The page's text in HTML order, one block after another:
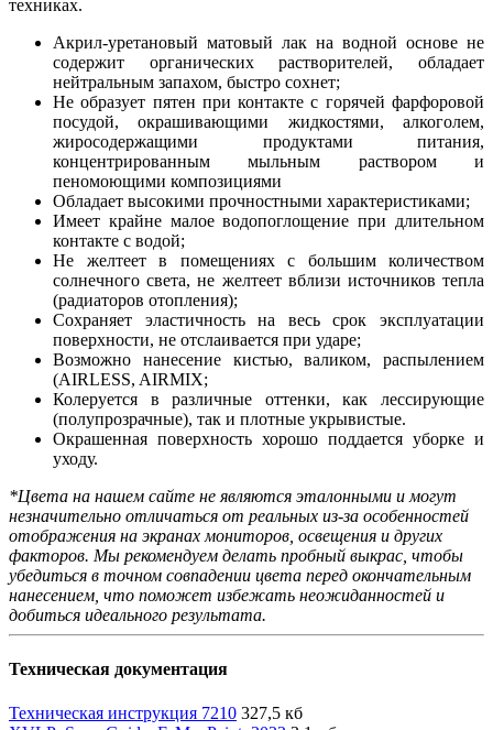
техниках.
Акрил-уретановый матовый лак на водной основе не
содержит органических растворителей, обладает
нейтральным запахом, быстро сохнет;
Не образует пятен при контакте с горячей фарфоровой
посудой, окрашивающими жидкостями, алкоголем,
жиросодержащими продуктами питания,
концентрированным мыльным раствором и
пеномоющими композициями
Обладает высокими прочностными характеристиками;
Имеет крайне малое водопоглощение при длительном
контакте с водой;
Не желтеет в помещениях с большим количеством
солнечного света, не желтеет вблизи источников тепла
(радиаторов отопления);
Сохраняет эластичность на весь срок эксплуатации
поверхности, не отслаивается при ударе;
Возможно нанесение кистью, валиком, распылением
(AIRLESS, AIRMIX;
Колеруется в различные оттенки, как лессирующие
(полупрозрачные), так и плотные укрывистые.
Окрашенная поверхность хорошо поддается уборке и
уходу.
*Цвета на нашем сайте не являются эталонными и могут
незначительно отличаться от реальных из-за особенностей
отображения на экранах мониторов, освещения и других
факторов. Мы рекомендуем делать пробный выкрас, чтобы
убедиться в точном совпадении цвета перед окончательным
нанесением, что поможет избежать неожиданностей и
добиться идеального результата.
Техническая документация
Техническая инструкция 7210 327,5 кб